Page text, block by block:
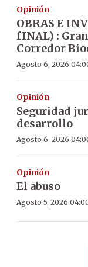
Opinión
OBRAS E
fINAL) :
Corredor
Agosto 6, 2026
Opinión
Seguridad
desarrollo
Agosto 6, 2026
Opinión
El abuso
Agosto 5, 2026